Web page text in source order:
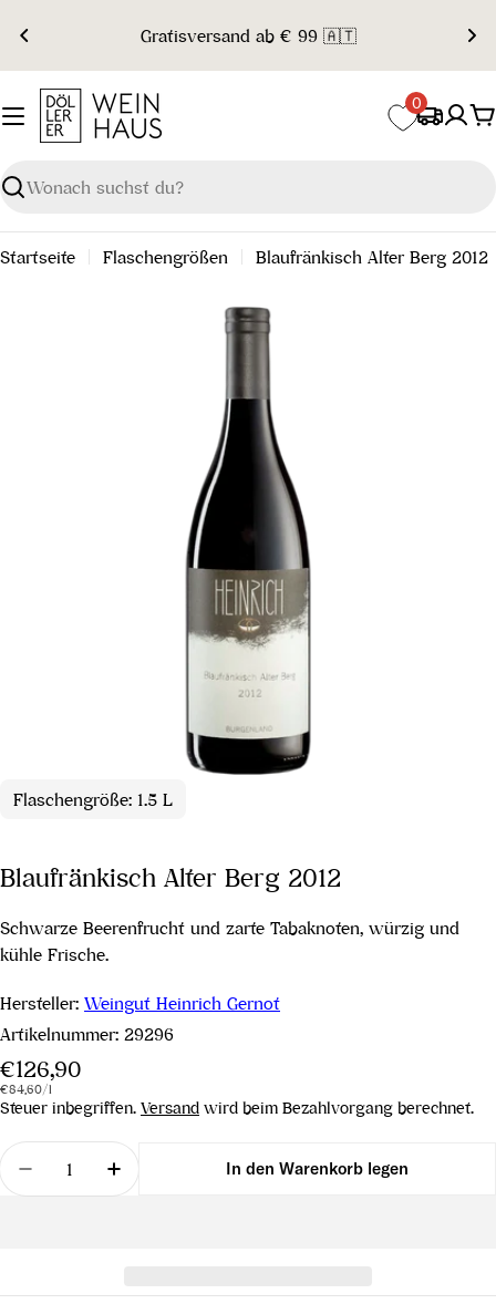
Inhalt
springen
Gratisversand ab € 99 🇦🇹
Suchen
0
Startseite Flaschengrößen Blaufränkisch Alter Berg 2012
Flaschengröße: 1.5 L
Blaufränkisch Alter Berg 2012
Schwarze Beerenfrucht und zarte Tabaknoten, würzig und
kühle Frische.
Hersteller: Weingut Heinrich Gernot
Artikelnummer: 29296
Regulärer
Preis
€126,90
Stückpreis
€84,60/pro
l
Steuer inbegriffen. Versand wird beim Bezahlvorgang berechnet.
Menge
Menge für Blaufränkisch Alter Berg 2012
Menge für Blaufränkisch Alter Berg
In den Warenkorb legen